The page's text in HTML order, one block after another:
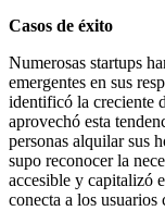
Casos de éxito
Numerosas startups
emergentes en sus
identificó la creciente
aprovechó esta
personas alquilar sus
supo reconocer la
accesible y capitalizó
conecta a los